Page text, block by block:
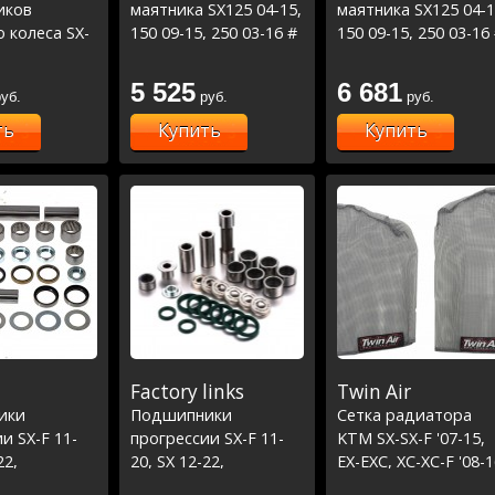
колеса SX-
TC-FC-FE-
MCF 21-
2T 13-
22 (25-
маятника SX125 04-15,
150 09-15, 250 03-16 #
15, 450 07-12 #
EXC250-300 04-08 #
EXCF250 12-16 /TC125-
250 14-16, FC250-350
14-15, FE250-350 14-
16, TE250-300 14-16
5 525 руб.
Купить
маятника SX125 04-
150 09-15, 250 03-16
15, 450 07-12 #
EXC250-300 04-08 #
EXCF250 12-16 /
250 14-16, FC250-350
14-15, FE250-350 14-
16, TE250-300 14-16
6 681 руб.
Купить
SX-F 11-
Factory links
Подшипники
прогрессии SX-F 11-
20, SX 12-22,
Twin Air
Сетка радиаторa
KTM SX-SX-F '07-15,
EX-EXC, XC-XC-F '08-